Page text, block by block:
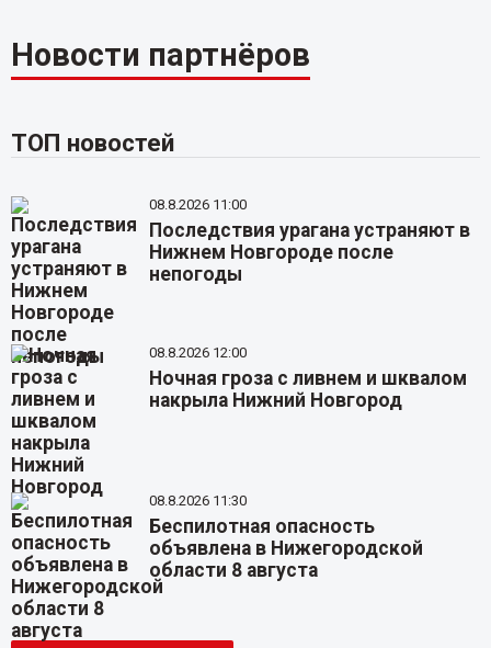
Новости партнёров
ТОП новостей
08.8.2026 11:00
Последствия урагана устраняют в
Нижнем Новгороде после
непогоды
08.8.2026 12:00
Ночная гроза с ливнем и шквалом
накрыла Нижний Новгород
08.8.2026 11:30
Беспилотная опасность
объявлена в Нижегородской
области 8 августа